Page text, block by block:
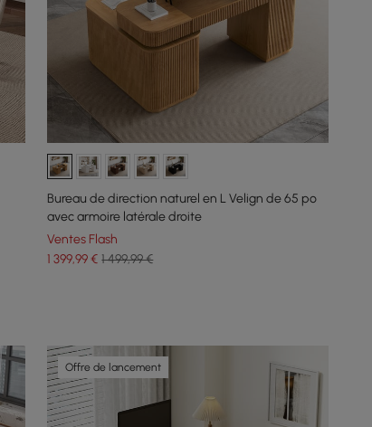
Bureau de direction naturel en L Velign de 65 po
avec armoire latérale droite
Ventes Flash
1 399,99€ 1 499,99 €
Offre de lancement